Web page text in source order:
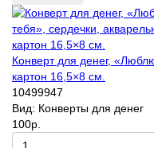
Конверт для денег,
картон 16,5×8 см.
10499947
Вид: Конверты для денег
100р.